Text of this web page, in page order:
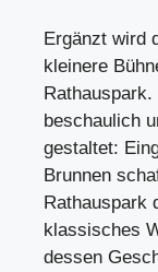
Ergänzt wird
kleinere
beschaulich
gestaltet:
Brunnen
Rathauspark
klassisches
dessen